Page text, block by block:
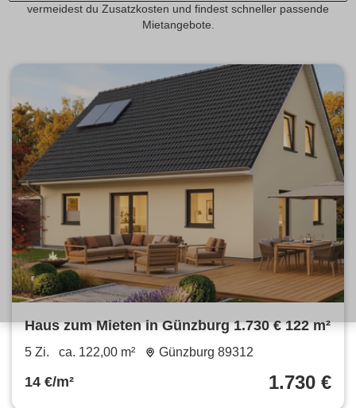
vermeidest du Zusatzkosten und findest schneller passende
Mietangebote.
Haus zum Mieten in Günzburg 1.730 € 122 m²
5 Zi. ca. 122,00 m² Günzburg 89312
14 €/m² 1.730 €